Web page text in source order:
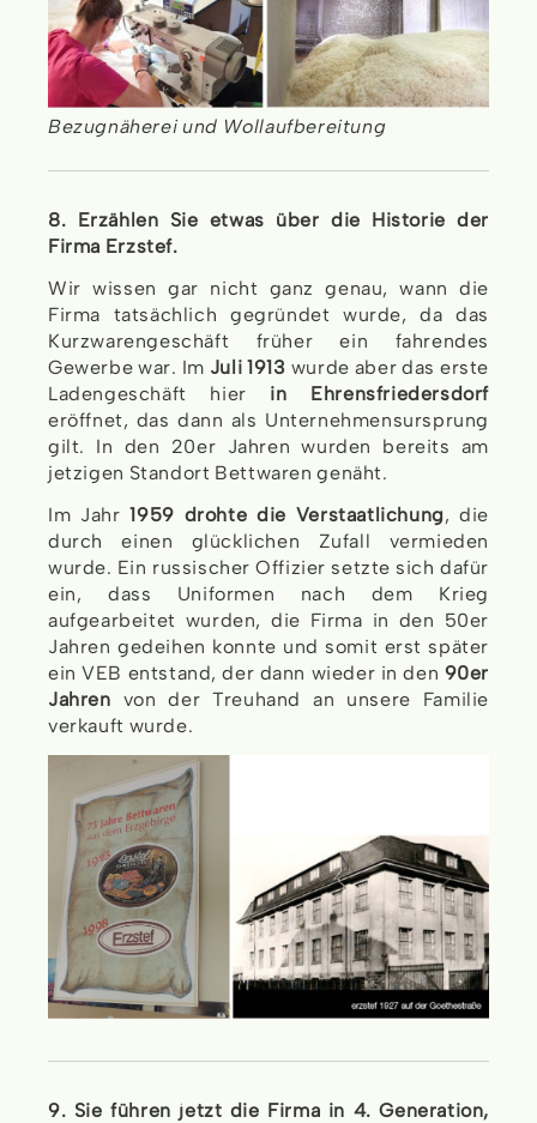
Bezugnäherei und Wollaufbereitung
8. Erzählen Sie etwas über die Historie der
Firma Erzstef.
Wir wissen gar nicht ganz genau, wann die
Firma tatsächlich gegründet wurde, da das
Kurzwarengeschäft früher ein fahrendes
Gewerbe war. Im Juli 1913 wurde aber das erste
Ladengeschäft hier in Ehrensfriedersdorf
eröffnet, das dann als Unternehmensursprung
gilt. In den 20er Jahren wurden bereits am
jetzigen Standort Bettwaren genäht.
Im Jahr1959 drohte die Verstaatlichung, die
durch einen glücklichen Zufall vermieden
wurde. Ein russischer Offizier setzte sich dafür
ein, dass Uniformen nach dem Krieg
aufgearbeitet wurden, die Firma in den 50er
Jahren gedeihen konnte und somit erst später
ein VEB entstand, der dann wieder in den 90er
Jahren von der Treuhand an unsere Familie
verkauft wurde.
9. Sie führen jetzt die Firma in 4. Generation,